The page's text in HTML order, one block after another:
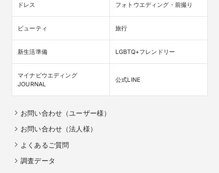
ドレス フォトウエディング・前撮り
ビューティ 旅行
新生活準備 LGBTQ+フレンドリー
マイナビウエディング
JOURNAL
公式LINE
お問い合わせ（ユーザー様）
お問い合わせ（法人様）
よくあるご質問
調査データ